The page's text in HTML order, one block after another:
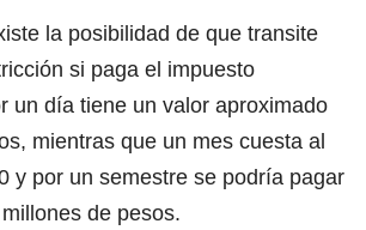
la posibilidad de que transite
si paga el impuesto
un día tiene un valor aproximado
mientras que un mes cuesta al
y por un semestre se podría pagar
de pesos.